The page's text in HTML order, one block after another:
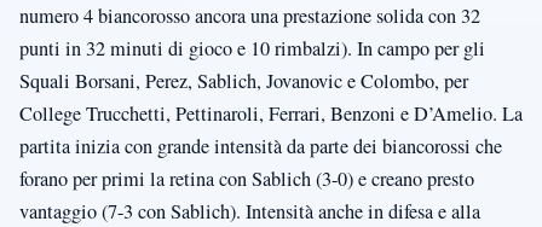
numero 4 biancorosso ancora una prestazione solida con 32
punti in 32 minuti di gioco e 10 rimbalzi). In campo per gli
Squali Borsani, Perez, Sablich, Jovanovic e Colombo, per
College Trucchetti, Pettinaroli, Ferrari, Benzoni e D’Amelio. La
partita inizia con grande intensità da parte dei biancorossi che
forano per primi la retina con Sablich (3-0) e creano presto
vantaggio (7-3 con Sablich). Intensità anche in difesa e alla